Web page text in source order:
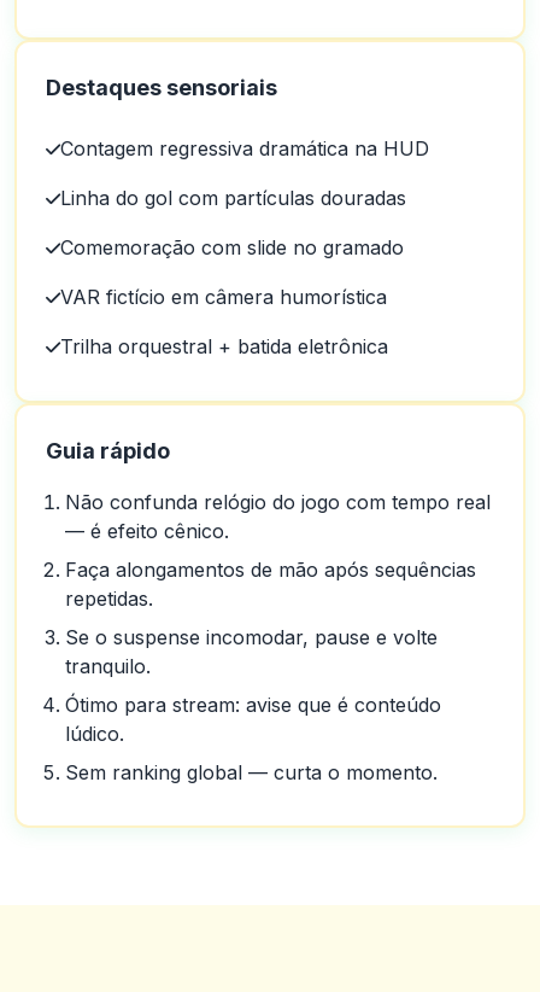
Destaques sensoriais
Contagem regressiva dramática na HUD
Linha do gol com partículas douradas
Comemoração com slide no gramado
VAR fictício em câmera humorística
Trilha orquestral + batida eletrônica
Guia rápido
Não confunda relógio do jogo com tempo real
— é efeito cênico.
Faça alongamentos de mão após sequências
repetidas.
Se o suspense incomodar, pause e volte
tranquilo.
Ótimo para stream: avise que é conteúdo
lúdico.
Sem ranking global — curta o momento.